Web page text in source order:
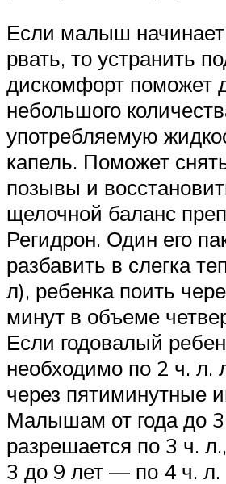
Если малыш
рвать, то устранить
дискомфорт поможет
небольшого
употребляемую
капель. Поможет
позывы и
щелочной баланс
Регидрон. Один его
разбавить в слегка
л), ребенка поить
минут в объеме
Если годовалый
необходимо по 2 ч. л.
через пятиминутные
Малышам от года до
разрешается по 3 ч.
3 до 9 лет — по 4 ч. л.